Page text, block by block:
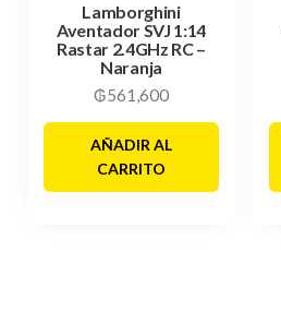
Lamborghini
Aventador SVJ 1:14
Rastar 2.4GHz RC –
Naranja
₲561,600
AÑADIR AL
CARRITO